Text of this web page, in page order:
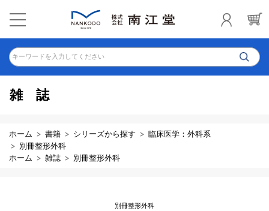
キーワードを入力してください
雑誌
ホーム 書籍 シリーズから探す
臨床医学：外科系
別冊整形外科
ホーム
雑誌 別冊整形外科
別冊整形外科